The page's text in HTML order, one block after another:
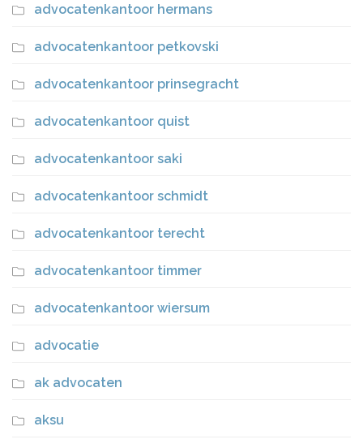
advocatenkantoor hermans
advocatenkantoor petkovski
advocatenkantoor prinsegracht
advocatenkantoor quist
advocatenkantoor saki
advocatenkantoor schmidt
advocatenkantoor terecht
advocatenkantoor timmer
advocatenkantoor wiersum
advocatie
ak advocaten
aksu